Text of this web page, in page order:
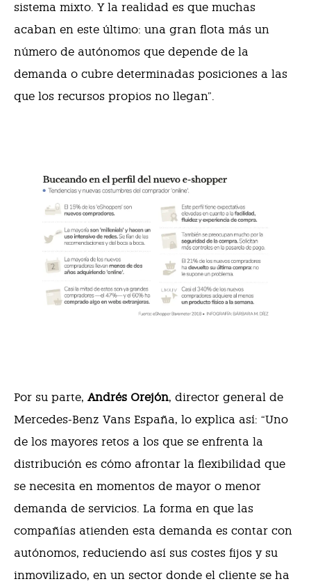
sistema mixto. Y la realidad es que muchas
acaban en este último: una gran flota más un
número de autónomos que depende de la
demanda o cubre determinadas posiciones a las
que los recursos propios no llegan”.
Por su parte, Andrés Orejón, director general de
Mercedes-Benz Vans España, lo explica así: “Uno
de los mayores retos a los que se enfrenta la
distribución es cómo afrontar la flexibilidad que
se necesita en momentos de mayor o menor
demanda de servicios. La forma en que las
compañías atienden esta demanda es contar con
autónomos, reduciendo así sus costes fijos y su
inmovilizado, en un sector donde el cliente se ha